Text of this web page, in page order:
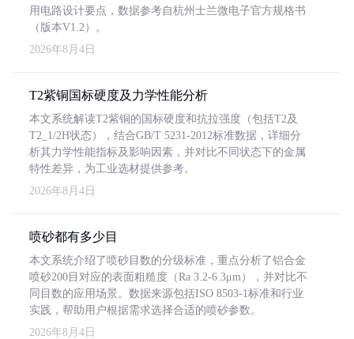
用电路设计要点，数据参考自杭州士兰微电子官方规格书
（版本V1.2）。
2026年8月4日
T2紫铜国标硬度及力学性能分析
本文系统解读T2紫铜的国标硬度和抗拉强度（包括T2及
T2_1/2H状态），结合GB/T 5231-2012标准数据，详细分
析其力学性能指标及影响因素，并对比不同状态下的金属
特性差异，为工业选材提供参考。
2026年8月4日
喷砂都有多少目
本文系统介绍了喷砂目数的分级标准，重点分析了铝合金
喷砂200目对应的表面粗糙度（Ra 3.2-6.3μm），并对比不
同目数的应用场景。数据来源包括ISO 8503-1标准和行业
实践，帮助用户根据需求选择合适的喷砂参数。
2026年8月4日